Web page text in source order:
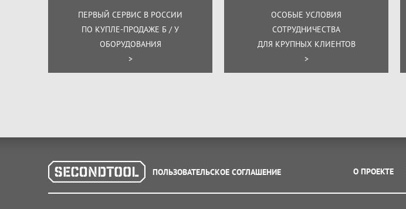
ПЕРВЫЙ СЕРВИС В РОССИИ
ПО КУПЛЕ-ПРОДАЖЕ Б / У
ОБОРУДОВАНИЯ
>
ОСОБЫЕ УСЛОВИЯ
СОТРУДНИЧЕСТВА
ДЛЯ КРУПНЫХ КЛИЕНТОВ
>
ПОЛЬЗОВАТЕЛЬСКОЕ СОГЛАШЕНИЕ О ПРОЕКТЕ